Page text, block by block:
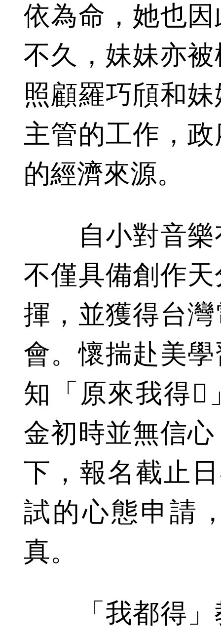
依為命，她也
不久，妹妹亦
照顧羅巧頎和
主管的工作，
的經濟來源。
自小對音樂
不僅具備創作
揮，並獲得台
會。懷揣赴美
知「原來我得
金初時並無信
下，報名截止
試的心態申請
真。
「我都得」